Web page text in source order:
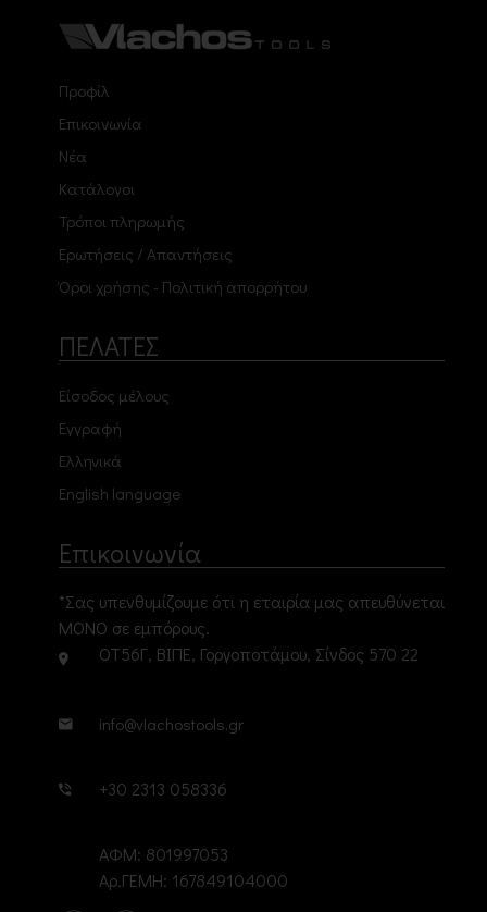
Προφίλ
Επικοινωνία
Νέα
Κατάλογοι
Τρόποι πληρωμής
Ερωτήσεις / Απαντήσεις
Όροι χρήσης - Πολιτική απορρήτου
ΠΕΛΑΤΕΣ
Είσοδος μέλους
Εγγραφή
Ελληνικά
English language
Επικοινωνία
*Σας υπενθυμίζουμε ότι η εταιρία μας απευθύνεται
ΜΟΝΟ σε εμπόρους.
ΟΤ56Γ, ΒΙΠΕ, Γοργοποτάμου, Σίνδος 570 22
info@vlachostools.gr
+30 2313 058336
ΑΦΜ: 801997053
Αρ.ΓΕΜΗ: 167849104000